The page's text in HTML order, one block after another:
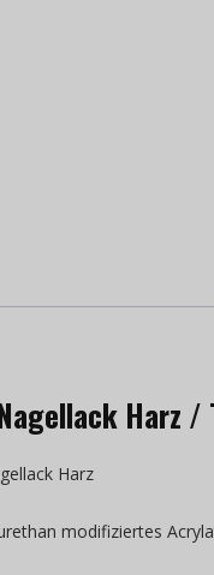
Harz /
Harz
modifiziertes